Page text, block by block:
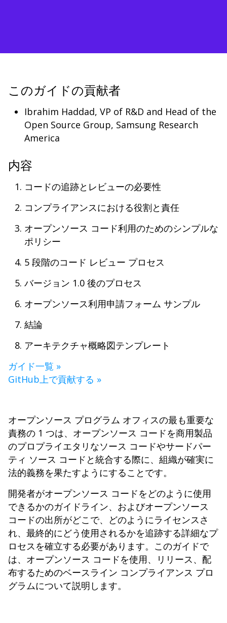
オープンソース プログラム オフィスの最も重要な
責務の 1 つは、オープンソース コードを商用製品
のプロプライエタリなソース コードやサードパー
ティ ソース コードと統合する際に、組織が確実に
法的義務を果たすようにすることです。
開発者がオープンソース コードをどのように使用
できるかのガイドライン、およびオープンソース
コードの出所がどこで、どのようにライセンスさ
れ、最終的にどう使用されるかを追跡する詳細なプ
ロセスを確立する必要があります。このガイドで
は、オープンソース コードを使用、リリース、配
布するためのベースライン コンプライアンス プロ
グラムについて説明します。
このガイドの貢献者
Ibrahim Haddad, VP of R&D and Head of the
Open Source Group, Samsung Research
America
内容
コードの追跡とレビューの必要性
コンプライアンスにおける役割と責任
オープンソース コード利用のためのシンプルな
ポリシー
5 段階のコード レビュー プロセス
バージョン 1.0 後のプロセス
オープンソース利用申請フォーム サンプル
結論
アーキテクチャ概略図テンプレート
ガイド一覧 »
GitHub上で貢献する »